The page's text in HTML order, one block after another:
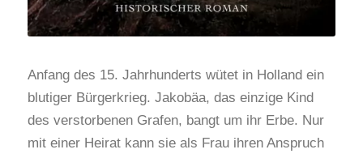
Anfang des 15. Jahrhunderts wütet in Holland ein
blutiger Bürgerkrieg. Jakobäa, das einzige Kind
des verstorbenen Grafen, bangt um ihr Erbe. Nur
mit einer Heirat kann sie als Frau ihren Anspruch